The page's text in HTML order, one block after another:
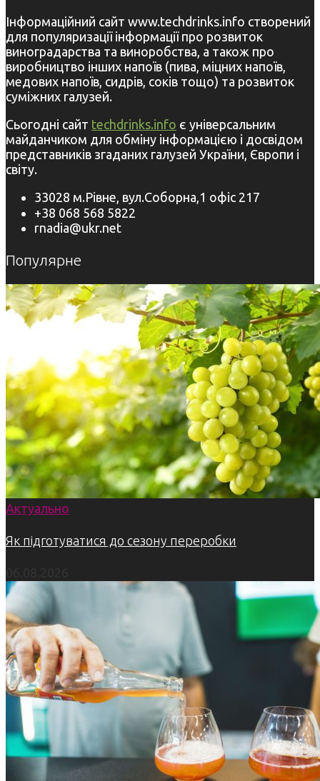
Інформаційний сайт www.techdrinks.info створений
для популяризації інформації про розвиток
виноградарства та виноробства, а також про
виробництво інших напоїв (пива, міцних напоїв,
медових напоїв, сидрів, соків тощо) та розвиток
суміжних галузей.
Сьогодні сайт techdrinks.info є універсальним
майданчиком для обміну інформацією і досвідом
представників згаданих галузей України, Європи і
світу.
33028 м.Рівне, вул.Соборна,1 офіс 217
+38 068 568 5822
rnadia@ukr.net
Популярне
Актуально
Як підготуватися до сезону переробки